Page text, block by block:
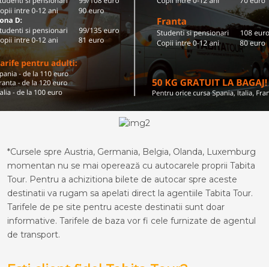
*Cursele spre Austria, Germania, Belgia, Olanda, Luxemburg
momentan nu se mai operează cu autocarele proprii Tabita
Tour. Pentru a achizitiona bilete de autocar spre aceste
destinatii va rugam sa apelati direct la agentiile Tabita Tour.
Tarifele de pe site pentru aceste destinatii sunt doar
informative. Tarifele de baza vor fi cele furnizate de agentul
de transport.